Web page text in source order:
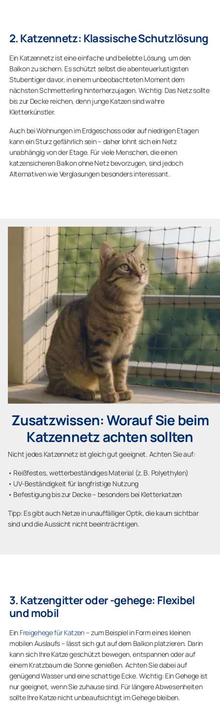
2. Katzennetz: Klassische Schutzlösung
Ein Katzennetz ist eine einfache und beliebte Lösung, um den
Balkon zu sichern. Es schützt selbst die abenteuerlustigsten
Stubentiger davor, in einem unbeobachteten Moment dem
nächsten Schmetterling hinterherzujagen. Wichtig: Das Netz sollte
bis zur Decke reichen, denn junge Katzen sind wahre
Kletterkünstler.
Auch bei Wohnungen im Erdgeschoss oder auf niedrigen Etagen
kann ein Sturz gefährlich sein – daher lohnt sich ein Netz
unabhängig von der Etage. Für viele Menschen, die einen
katzensicheren Balkon ohne Netz bevorzugen, sind jedoch
Alternativen wie Verglasungen besonders interessant.
Zusatzwissen: Worauf Sie beim
Katzennetz achten sollten
Nicht jedes Katzennetz ist gleich gut geeignet. Achten Sie auf:
• Reißfestes, wetterbeständiges Material (z. B. Polyethylen)
• UV-Beständigkeit für langfristige Nutzung
• Befestigung bis zur Decke – besonders bei Kletterkatzen
Tipp: Es gibt auch Netze in unauffälliger Optik, die kaum sichtbar
sind und die Aussicht nicht beeinträchtigen.
3. Katzengitter oder -gehege: Flexibel
und mobil
Ein Freigehege für Katzen– zum Beispiel in Form eines kleinen
mobilen Auslaufs – lässt sich gut auf dem Balkon platzieren. Darin
kann sich Ihre Katze geschützt bewegen, entspannen oder auf
einem Kratzbaum die Sonne genießen. Achten Sie dabei auf
genügend Wasser und eine schattige Ecke. Wichtig: Ein Gehege ist
nur geeignet, wenn Sie zuhause sind. Für längere Abwesenheiten
sollte Ihre Katze nicht unbeaufsichtigt im Gehege bleiben.